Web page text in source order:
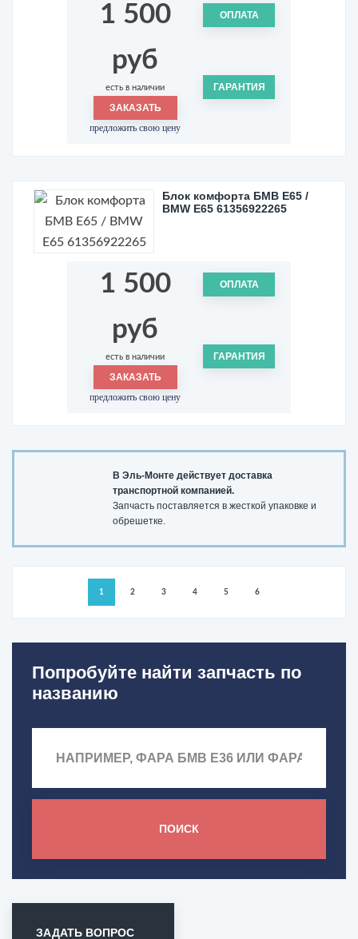
1 500
руб
есть в наличии
ЗАКАЗАТЬ
предложить свою цену
ОПЛАТА
ГАРАНТИЯ
Блок комфорта БМВ Е65 /
BMW E65 61356922265
1 500
руб
есть в наличии
ЗАКАЗАТЬ
предложить свою цену
ОПЛАТА
ГАРАНТИЯ
В Эль-Монте действует доставка
транспортной компанией.
Запчасть поставляется в жесткой упаковке и
обрешетке.
1 2 3 4 5 6
Попробуйте найти запчасть по
названию
ПОИСК
ЗАДАТЬ ВОПРОС